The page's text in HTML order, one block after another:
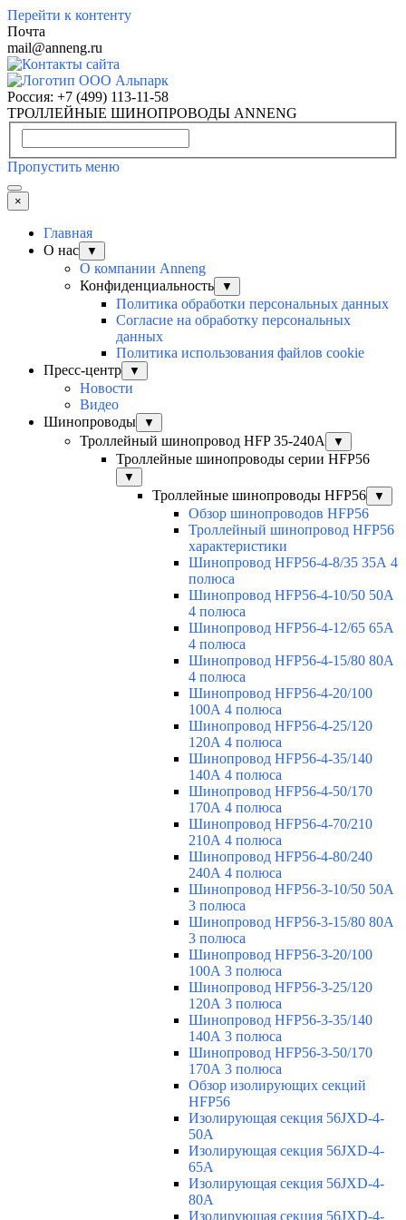
Перейти к контенту
Почта
mail@anneng.ru
Россия: +7 (499) 113-11-58
ТРОЛЛЕЙНЫЕ ШИНОПРОВОДЫ ANNENG
Пропустить меню
×
Главная
О нас
▼
О компании Anneng
Конфиденциальность
▼
Политика обработки персональных данных
Согласие на обработку персональных
данных
Политика использования файлов cookie
Пресс-центр
▼
Новости
Видео
Шинопроводы
▼
Троллейный шинопровод HFP 35-240А ▼
Троллейные шинопроводы серии HFP56
▼
Троллейные шинопроводы HFP56 ▼
Обзор шинопроводов HFP56
Троллейный шинопровод HFP56
характеристики
Шинопровод HFP56-4-8/35 35А 4
полюса
Шинопровод HFP56-4-10/50 50А
4 полюса
Шинопровод HFP56-4-12/65 65А
4 полюса
Шинопровод HFP56-4-15/80 80А
4 полюса
Шинопровод HFP56-4-20/100
100А 4 полюса
Шинопровод HFP56-4-25/120
120А 4 полюса
Шинопровод HFP56-4-35/140
140А 4 полюса
Шинопровод HFP56-4-50/170
170А 4 полюса
Шинопровод HFP56-4-70/210
210А 4 полюса
Шинопровод HFP56-4-80/240
240А 4 полюса
Шинопровод HFP56-3-10/50 50А
3 полюса
Шинопровод HFP56-3-15/80 80А
3 полюса
Шинопровод HFP56-3-20/100
100А 3 полюса
Шинопровод HFP56-3-25/120
120А 3 полюса
Шинопровод HFP56-3-35/140
140А 3 полюса
Шинопровод HFP56-3-50/170
170А 3 полюса
Обзор изолирующих секций
HFP56
Изолирующая секция 56JXD-4-
50A
Изолирующая секция 56JXD-4-
65A
Изолирующая секция 56JXD-4-
80A
Изолирующая секция 56JXD-4-